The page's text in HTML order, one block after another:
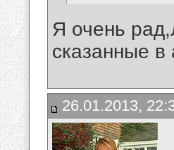
Я очень
сказанные
26.01.2013,